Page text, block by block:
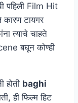
पहिली Film Hit
टायगर
त्याचे चाहते
बघून कोण्ही
होती baghi
ही फिल्म हिट